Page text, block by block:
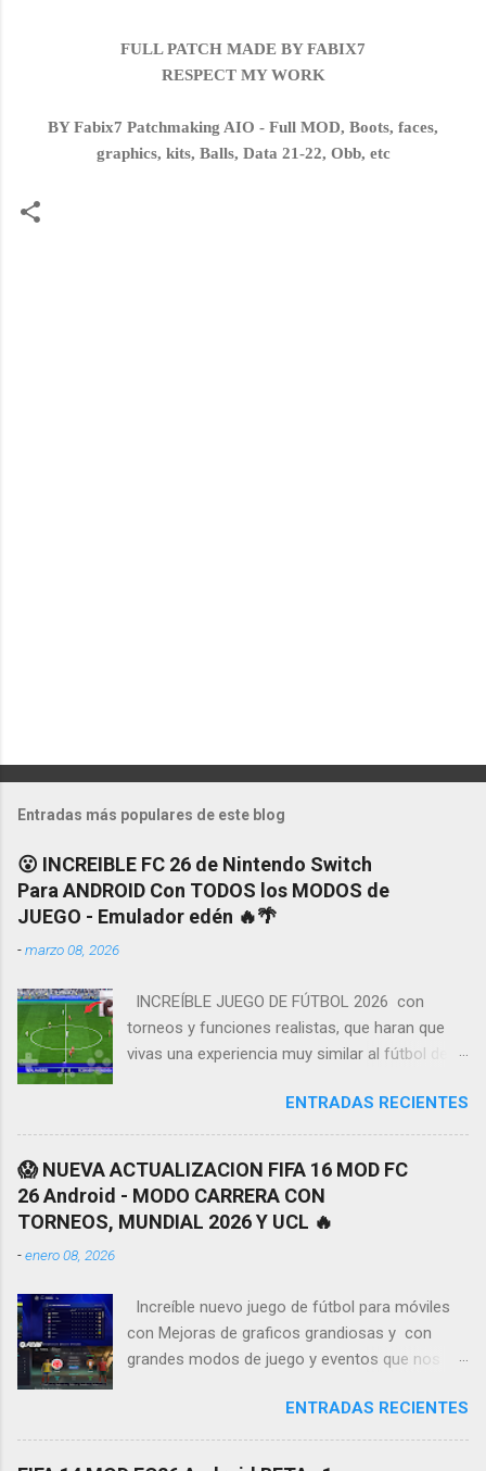
FULL PATCH MADE BY FABIX7
RESPECT MY WORK
BY Fabix7 Patchmaking AIO - Full MOD, Boots, faces,
graphics, kits, Balls, Data 21-22, Obb, etc
Entradas más populares de este blog
😮 INCREIBLE FC 26 de Nintendo Switch
Para ANDROID Con TODOS los MODOS de
JUEGO - Emulador edén 🔥🌴
-marzo 08, 2026
INCREÍBLE JUEGO DE FÚTBOL 2026 con
torneos y funciones realistas, que haran que
vivas una experiencia muy similar al fútbol de la
mejoras como en animaciónes y gráficos a
continuación les enseñare algunas de las
Tendremos un gran amplió listado de copas
con sus respectivos equipos, cada uno con su
nombre y logo dinámico, lo mejor de todo es
más populares del continente americano
Funciones y características realistas Vamos a
ENTRADAS RECIENTES
😱 NUEVA ACTUALIZACION FIFA 16 MOD FC
26 Android - MODO CARRERA CON
TORNEOS, MUNDIAL 2026 Y UCL 🔥
-enero 08, 2026
Increíble nuevo juego de fútbol para móviles
con Mejoras de graficos grandiosas y con
grandes modos de juego y eventos que nos
experiencias del futbol simulado en
dispositivos móviles esta vez tendremos el
gran REGRESO del FIFA 16 para nuestro
ENTRADAS RECIENTES